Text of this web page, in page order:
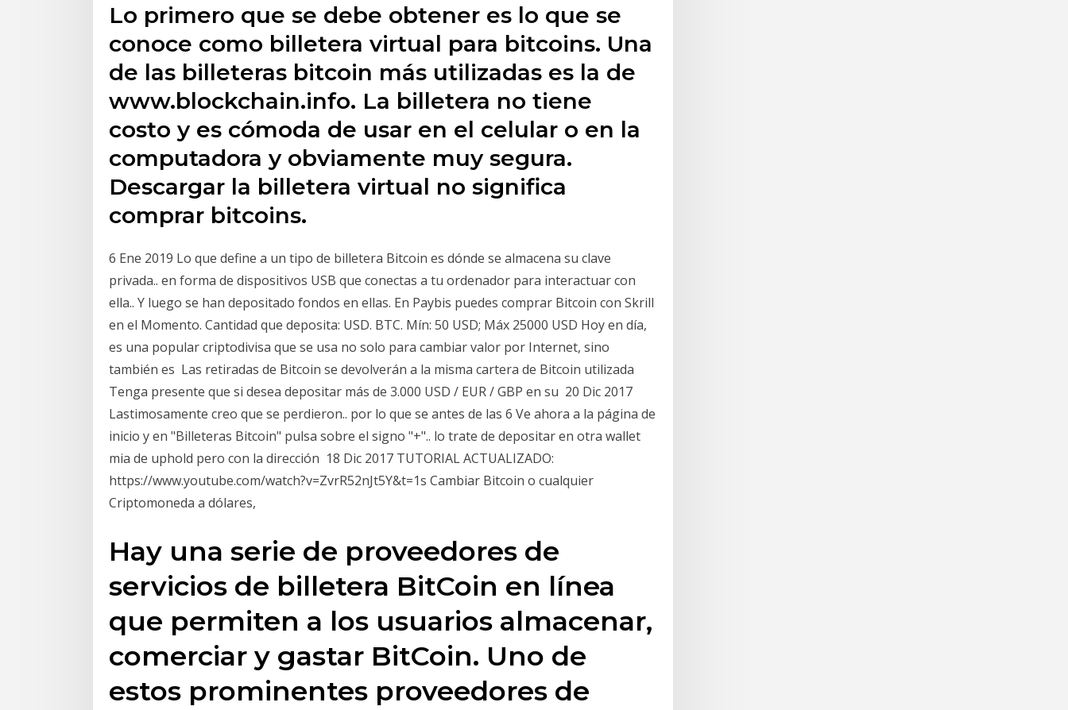
Lo primero que se debe obtener es lo que se
conoce como billetera virtual para bitcoins. Una
de las billeteras bitcoin más utilizadas es la de
www.blockchain.info. La billetera no tiene
costo y es cómoda de usar en el celular o en la
computadora y obviamente muy segura.
Descargar la billetera virtual no significa
comprar bitcoins.
6 Ene 2019 Lo que define a un tipo de billetera Bitcoin es dónde se almacena su clave
privada.. en forma de dispositivos USB que conectas a tu ordenador para interactuar con
ella.. Y luego se han depositado fondos en ellas. En Paybis puedes comprar Bitcoin con Skrill
en el Momento. Cantidad que deposita: USD. BTC. Mín: 50 USD; Máx 25000 USD Hoy en día,
es una popular criptodivisa que se usa no solo para cambiar valor por Internet, sino
también es Las retiradas de Bitcoin se devolverán a la misma cartera de Bitcoin utilizada
Tenga presente que si desea depositar más de 3.000 USD / EUR / GBP en su 20 Dic 2017
Lastimosamente creo que se perdieron.. por lo que se antes de las 6 Ve ahora a la página de
inicio y en "Billeteras Bitcoin" pulsa sobre el signo "+".. lo trate de depositar en otra wallet
mia de uphold pero con la dirección 18 Dic 2017 TUTORIAL ACTUALIZADO:
https://www.youtube.com/watch?v=ZvrR52nJt5Y&t=1s Cambiar Bitcoin o cualquier
Criptomoneda a dólares,
Hay una serie de proveedores de
servicios de billetera BitCoin en línea
que permiten a los usuarios almacenar,
comerciar y gastar BitCoin. Uno de
estos prominentes proveedores de